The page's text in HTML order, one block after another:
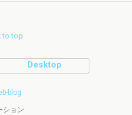
to top
Desktop
blog
ション